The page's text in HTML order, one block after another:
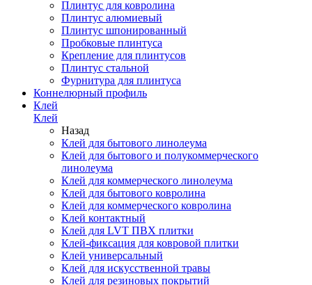
Плинтус для ковролина
Плинтус алюмиевый
Плинтус шпонированный
Пробковые плинтуса
Крепление для плинтусов
Плинтус стальной
Фурнитура для плинтуса
Коннелюрный профиль
Клей
Клей
Назад
Клей для бытового линолеума
Клей для бытового и полукоммерческого
линолеума
Клей для коммерческого линолеума
Клей для бытового ковролина
Клей для коммерческого ковролина
Клей контактный
Клей для LVT ПВХ плитки
Клей-фиксация для ковровой плитки
Клей универсальный
Клей для искусственной травы
Клей для резиновых покрытий